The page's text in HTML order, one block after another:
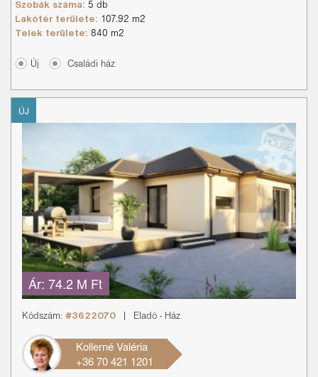
Szobák száma: 5 db
Lakótér területe: 107.92 m2
Telek területe: 840 m2
Új Családi ház
ÚJ
Ár: 74.2 M Ft
Kódszám: #3622070 Eladó - Ház
Kollerné Valéria
+36 70 421 1201